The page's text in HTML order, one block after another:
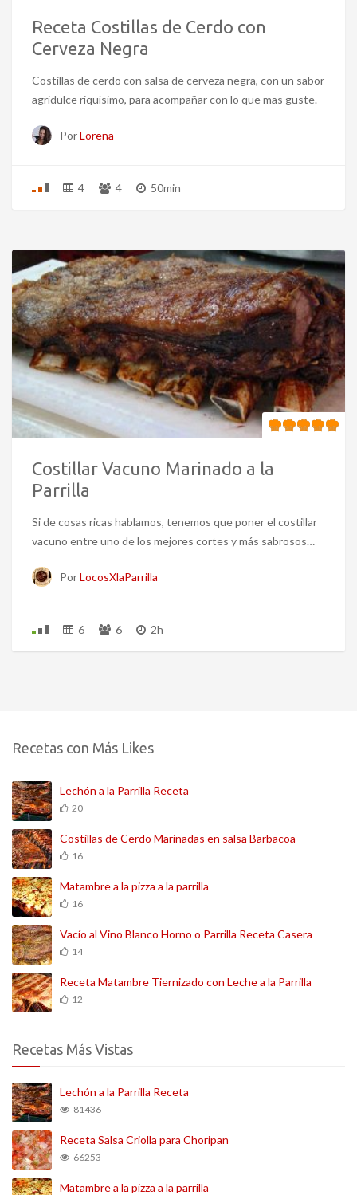
Receta Costillas de Cerdo con
Cerveza Negra
Costillas de cerdo con salsa de cerveza negra, con un sabor
agridulce riquísimo, para acompañar con lo que mas guste.
PorLorena
4 4 50min
Costillar Vacuno Marinado a la
Parrilla
Si de cosas ricas hablamos, tenemos que poner el costillar
vacuno entre uno de los mejores cortes y más sabrosos…
PorLocosXlaParrilla
6 6 2h
Recetas con Más Likes
Lechón a la Parrilla Receta
20
Costillas de Cerdo Marinadas en salsa Barbacoa
16
Matambre a la pizza a la parrilla
16
Vacío al Vino Blanco Horno o Parrilla Receta Casera
14
Receta Matambre Tiernizado con Leche a la Parrilla
12
Recetas Más Vistas
Lechón a la Parrilla Receta
81436
Receta Salsa Criolla para Choripan
66253
Matambre a la pizza a la parrilla